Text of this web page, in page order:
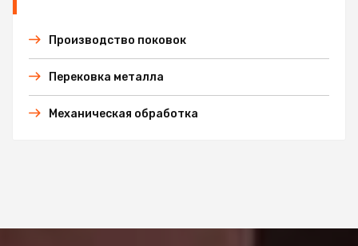
Производство поковок
Перековка металла
Механическая обработка